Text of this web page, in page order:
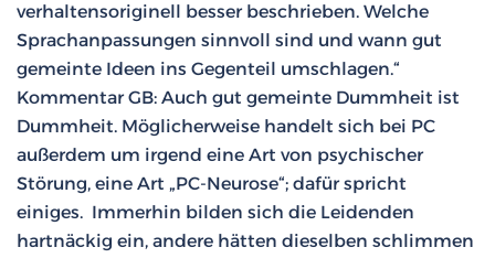
verhaltensoriginell besser beschrieben. Welche
Sprachanpassungen sinnvoll sind und wann gut
gemeinte Ideen ins Gegenteil umschlagen.“
Kommentar GB: Auch gut gemeinte Dummheit ist
Dummheit. Möglicherweise handelt sich bei PC
außerdem um irgend eine Art von psychischer
Störung, eine Art „PC-Neurose“; dafür spricht
einiges. Immerhin bilden sich die Leidenden
hartnäckig ein, andere hätten dieselben schlimmen